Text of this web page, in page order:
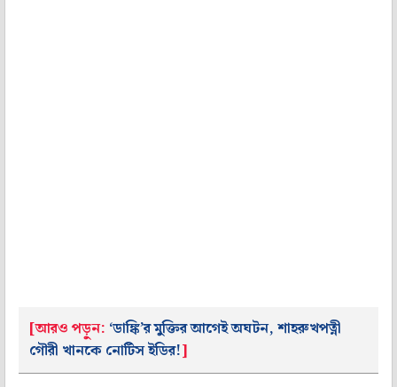
[আরও পড়ুন: ‘ডাঙ্কি’র মুক্তির আগেই অঘটন, শাহরুখপত্নী
গৌরী খানকে নোটিস ইডির!]